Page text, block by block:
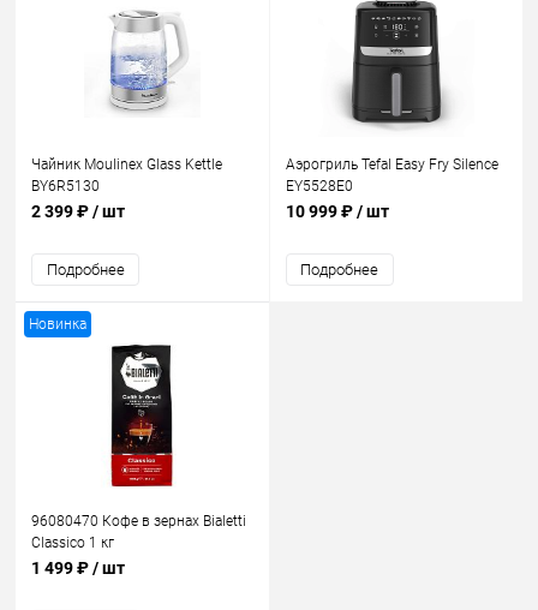
Чайник Moulinex Glass Kettle
BY6R5130
2 399 ₽/ шт
Подробнее
Аэрогриль Tefal Easy Fry Silence
EY5528E0
10 999 ₽/ шт
Подробнее
Новинка
96080470 Кофе в зернах Bialetti
Classico 1 кг
1 499 ₽/ шт